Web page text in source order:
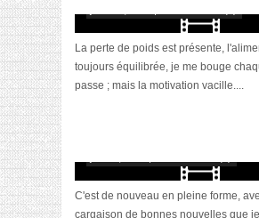
La perte de poids est présente,
toujours équilibrée, je me bouge
passe ; mais la motivation vacille....
[Vidéo] Objectif Poids Santé
C'est de nouveau en pleine forme,
cargaison de bonnes nouvelles que